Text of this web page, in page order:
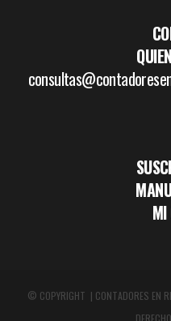
MI
© COPYRIGHT | CONTADORES EN